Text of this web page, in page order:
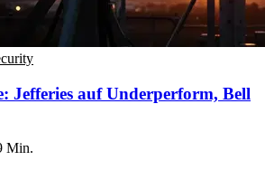
Jefferies auf Underperform, Bell
Min.